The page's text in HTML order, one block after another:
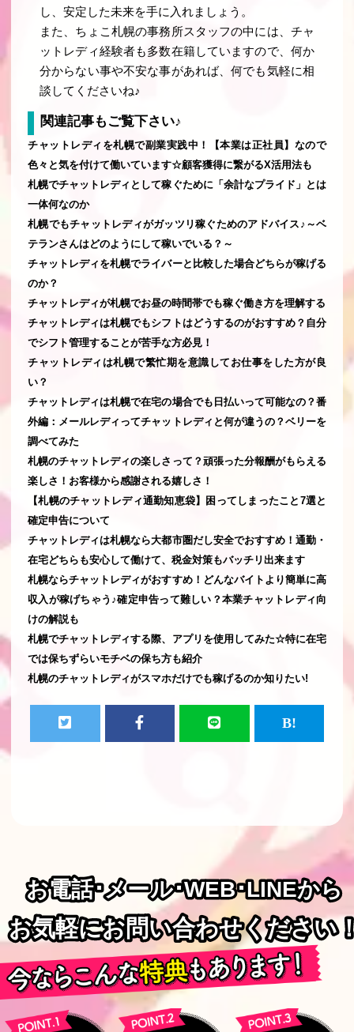
し、安定した未来を手に入れましょう。
また、ちょこ札幌の事務所スタッフの中には、チャ
ットレディ経験者も多数在籍していますので、何か
分からない事や不安な事があれば、何でも気軽に相
談してくださいね♪
関連記事もご覧下さい♪
チャットレディを札幌で副業実践中！【本業は正社員】なので
色々と気を付けて働いています☆顧客獲得に繋がるX活用法も
札幌でチャットレディとして稼ぐために「余計なプライド」とは
一体何なのか
札幌でもチャットレディがガッツリ稼ぐためのアドバイス♪～ベ
テランさんはどのようにして稼いでいる？～
チャットレディを札幌でライバーと比較した場合どちらが稼げる
のか？
チャットレディが札幌でお昼の時間帯でも稼ぐ働き方を理解する
チャットレディは札幌でもシフトはどうするのがおすすめ？自分
でシフト管理することが苦手な方必見！
チャットレディは札幌で繁忙期を意識してお仕事をした方が良
い？
チャットレディは札幌で在宅の場合でも日払いって可能なの？番
外編：メールレディってチャットレディと何が違うの？ベリーを
調べてみた
札幌のチャットレディの楽しさって？頑張った分報酬がもらえる
楽しさ！お客様から感謝される嬉しさ！
【札幌のチャットレディ通勤知恵袋】困ってしまったこと7選と
確定申告について
チャットレディは札幌なら大都市圏だし安全でおすすめ！通勤・
在宅どちらも安心して働けて、税金対策もバッチリ出来ます
札幌ならチャットレディがおすすめ！どんなバイトより簡単に高
収入が稼げちゃう♪確定申告って難しい？本業チャットレディ向
けの解説も
札幌でチャットレディする際、アプリを使用してみた☆特に在宅
では保ちずらいモチベの保ち方も紹介
札幌のチャットレディがスマホだけでも稼げるのか知りたい!
お電話･メール･WEB･LINEから
お電話･メール･WEB･LINEから
お気軽にお問い合わせください
お気軽にお問い合わせください